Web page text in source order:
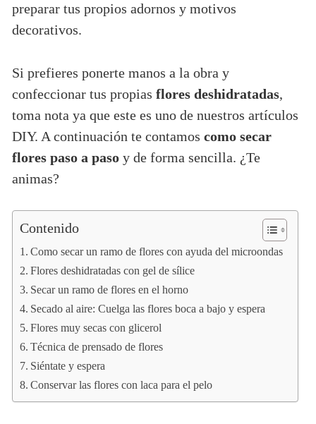
preparar tus propios adornos y motivos
decorativos.
Si prefieres ponerte manos a la obra y
confeccionar tus propias flores deshidratadas,
toma nota ya que este es uno de nuestros artículos
DIY. A continuación te contamos como secar
flores paso a paso y de forma sencilla. ¿Te
animas?
Contenido
Como secar un ramo de flores con ayuda del microondas
Flores deshidratadas con gel de sílice
Secar un ramo de flores en el horno
Secado al aire: Cuelga las flores boca a bajo y espera
Flores muy secas con glicerol
Técnica de prensado de flores
Siéntate y espera
Conservar las flores con laca para el pelo